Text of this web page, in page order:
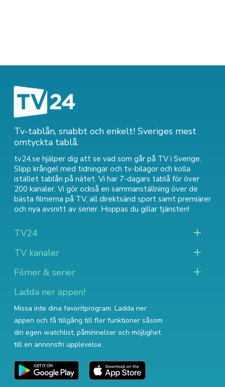
Tv-tablån, snabbt och enkelt! Sveriges mest
omtyckta tablå.
tv24.se hjälper dig att se vad som går på TV i Sverige.
Slipp krångel med tidningar och tv-bilagor och kolla
istället tablån på nätet. Vi har 7-dagars tablå för över
200 kanaler. Vi gör också en sammanställning över de
bästa filmerna på TV, all direktsänd sport samt premiärer
och nya avsnitt av serier. Hoppas du gillar tjänsten!
TV24
TV kanaler
Filmer & serier
Ladda ner appen!
Missa inte dina favoritprogram. Ladda ner
appen och få tillgång till fler funktioner såsom
din egen watchlist, påminnelser och möjlighet
till en annonsfri upplevelse.